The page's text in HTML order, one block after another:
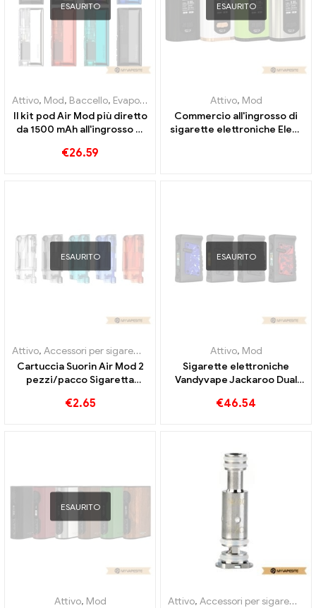
ESAURITO
Attivo, Mod, Baccello, Evaporatore
Il kit pod Air Mod più diretto
da 1500 mAh all'ingrosso di
Personalizzato
€26.59
ESAURITO
Attivo, Mod
Commercio all'ingrosso di
sigarette elettroniche Eleaf
ESAURITO
Attivo, Accessori per sigarette elettroniche Mod,Evaporatore
Cartuccia Suorin Air Mod 2
pezzi/pacco Sigaretta
Personalizzato
€2.65
ESAURITO
Attivo, Mod
Sigarette elettroniche
Vandyvape Jackaroo Dual
Personalizzato
€46.54
ESAURITO
Attivo, Mod
Attivo, Accessori per sigarette elettroniche